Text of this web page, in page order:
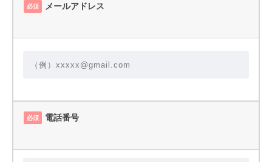
必須 メールアドレス
必須 電話番号